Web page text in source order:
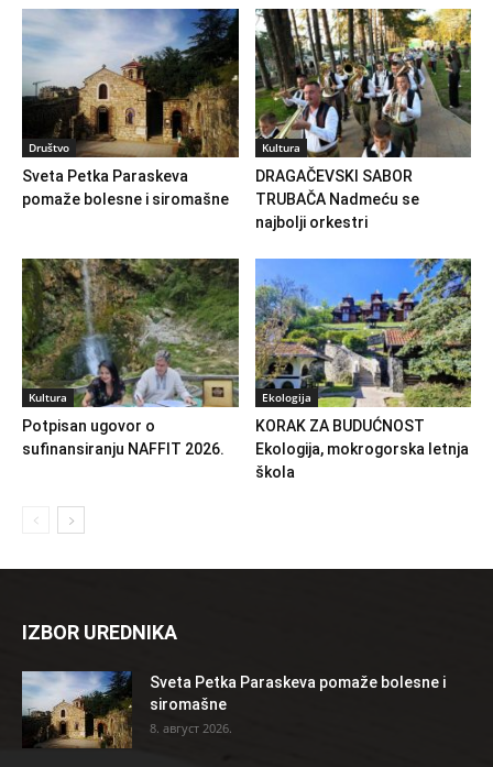
Društvo
Sveta Petka Paraskeva
pomaže bolesne i siromašne
Kultura
DRAGAČEVSKI SABOR
TRUBAČA Nadmeću se
najbolji orkestri
Kultura
Potpisan ugovor o
sufinansiranju NAFFIT 2026.
Ekologija
KORAK ZA BUDUĆNOST
Ekologija, mokrogorska letnja
škola
IZBOR UREDNIKA
Sveta Petka Paraskeva pomaže bolesne i
siromašne
8. август 2026.